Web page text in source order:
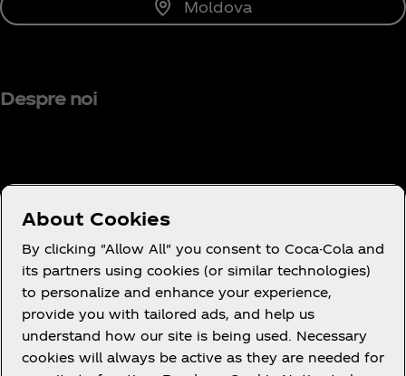
Moldova
Despre noi
Ai nevoie de ajutor?
Legal
About Cookies
By clicking "Allow All" you consent to Coca-Cola and
its partners using cookies (or similar technologies)
to personalize and enhance your experience,
provide you with tailored ads, and help us
understand how our site is being used. Necessary
cookies will always be active as they are needed for